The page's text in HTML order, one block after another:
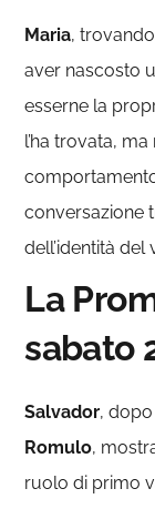
Maria,
aver nascosto
esserne la
l’ha trovata,
conversazione
dell’identità
La
sabato
Salvador,
Romulo,
ruolo di primo